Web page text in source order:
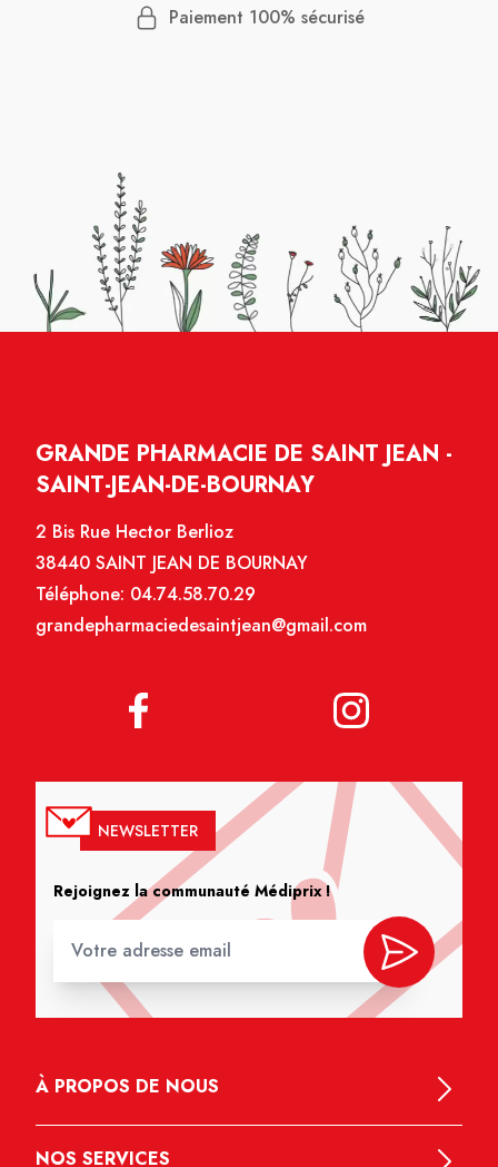
Paiement 100% sécurisé
GRANDE PHARMACIE DE SAINT JEAN -
SAINT-JEAN-DE-BOURNAY
2 Bis Rue Hector Berlioz
38440 SAINT JEAN DE BOURNAY
Téléphone: 04.74.58.70.29
grandepharmaciedesaintjean@gmail.com
NEWSLETTER
Rejoignez la communauté Médiprix !
À PROPOS DE NOUS
NOS SERVICES